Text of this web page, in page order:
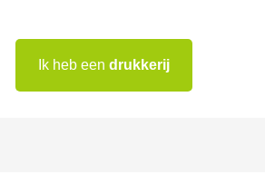
Ik heb een drukkerij